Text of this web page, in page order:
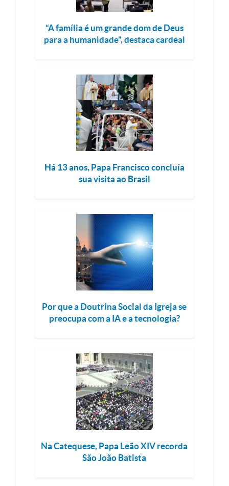
“A família é um grande dom de Deus
para a humanidade”, destaca cardeal
Há 13 anos, Papa Francisco concluía
sua visita ao Brasil
Por que a Doutrina Social da Igreja se
preocupa com a IA e a tecnologia?
Na Catequese, Papa Leão XIV recorda
São João Batista